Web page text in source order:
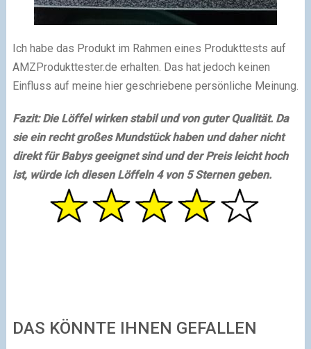
Ich habe das Produkt im Rahmen eines Produkttests auf
AMZProdukttester.de erhalten. Das hat jedoch keinen
Einfluss auf meine hier geschriebene persönliche Meinung.
Fazit:Die Löffel wirken stabil und von guter Qualität. Da
sie ein recht großes Mundstück haben und daher nicht
direkt für Babys geeignet sind und der Preis leicht hoch
ist, würde ich diesen Löffeln 4 von 5 Sternen geben.
DAS KÖNNTE IHNEN GEFALLEN